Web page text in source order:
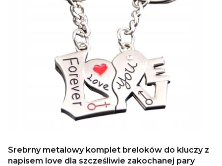
Srebrny metalowy komplet breloków do kluczy z
napisem love dla szcześliwie zakochanej pary